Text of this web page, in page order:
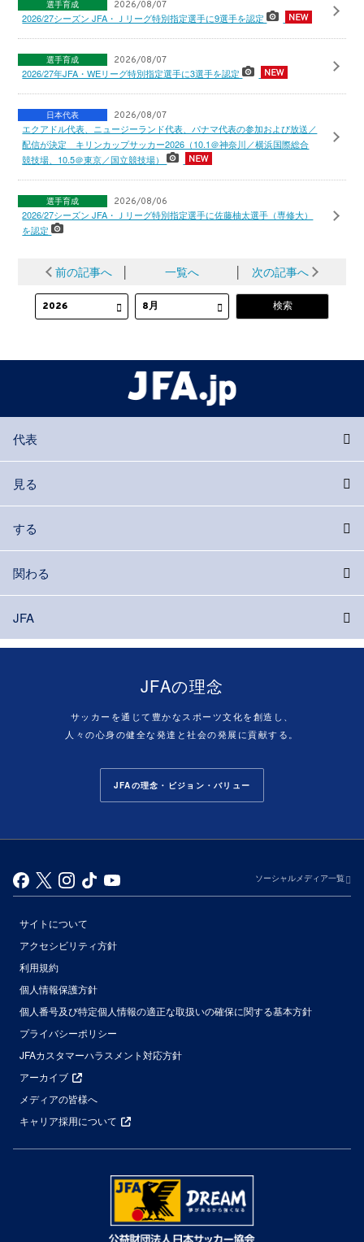
選手育成 2026/08/07
2026/27シーズン JFA・Ｊリーグ特別指定選手に9選手を認定
選手育成 2026/08/07
2026/27年JFA・WEリーグ特別指定選手に3選手を認定
日本代表 2026/08/07
エクアドル代表、ニュージーランド代表、パナマ代表の参加および放送／
配信が決定 キリンカップサッカー2026（10.1＠神奈川／横浜国際総合
競技場、10.5＠東京／国立競技場）
選手育成 2026/08/06
2026/27シーズン JFA・Ｊリーグ特別指定選手に佐藤柚太選手（専修大）
を認定
前の記事へ │ 一覧へ │ 次の記事へ
代表
見る
する
関わる
JFA
JFAの理念
サッカーを通じて豊かなスポーツ文化を創造し、
人々の心身の健全な発達と社会の発展に貢献する。
JFAの理念・ビジョン・バリュー
ソーシャルメディア一覧
サイトについて
アクセシビリティ方針
利用規約
個人情報保護方針
個人番号及び特定個人情報の適正な取扱いの確保に関する基本方針
プライバシーポリシー
JFAカスタマーハラスメント対応方針
アーカイブ
メディアの皆様へ
キャリア採用について